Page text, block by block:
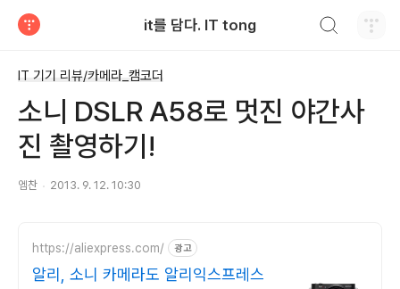
it를 담다. IT tong
IT 기기 리뷰/카메라_캠코더
소니 DSLR A58로 멋진 야간사
진 촬영하기!
엠찬 2013. 9. 12. 10:30
https://aliexpress.com/ 광고
알리, 소니 카메라도 알리익스프레스